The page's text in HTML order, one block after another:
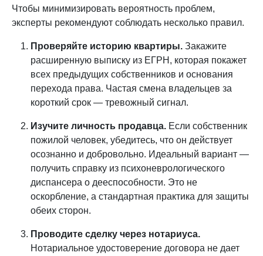
Чтобы минимизировать вероятность проблем,
эксперты рекомендуют соблюдать несколько правил.
Проверяйте историю квартиры. Закажите
расширенную выписку из ЕГРН, которая покажет
всех предыдущих собственников и основания
перехода права. Частая смена владельцев за
короткий срок — тревожный сигнал.
Изучите личность продавца. Если собственник
пожилой человек, убедитесь, что он действует
осознанно и добровольно. Идеальный вариант —
получить справку из психоневрологического
диспансера о дееспособности. Это не
оскорбление, а стандартная практика для защиты
обеих сторон.
Проводите сделку через нотариуса.
Нотариальное удостоверение договора не дает